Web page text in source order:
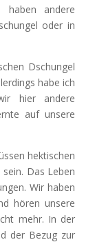
haben andere
oder in
Dschungel
habe ich
hier andere
auf unsere
hektischen
Das Leben
Wir haben
hören unsere
mehr. In der
der Bezug zur